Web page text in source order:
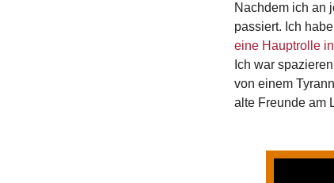
Nachdem ich an
passiert. Ich
eine Hauptrolle
Ich war
von einem
alte Freunde am